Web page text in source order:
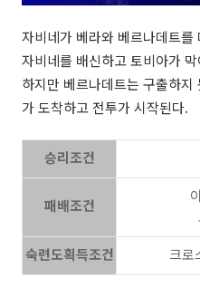
자비네가 베라와 베르나데트
자비네를 배신하고 토비아가
하지만 베르나데트는 구출하
가 도착하고 전투가 시작된다.
승리조건
패배조건
숙련도획득조건
크로